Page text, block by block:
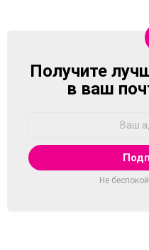
NEWSLETTER
Получите
в ваш
Не